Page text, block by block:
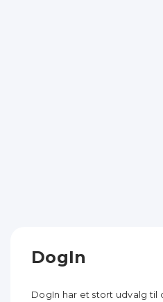
DogIn
DogIn har et stort udvalg til